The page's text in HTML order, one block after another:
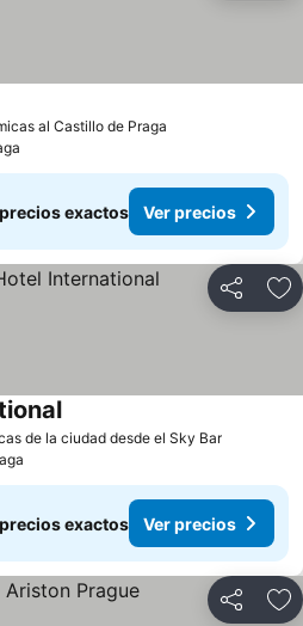
al Castillo de Praga
exactos Ver precios
Compartir
de la ciudad desde el Sky Bar
exactos Ver precios
Compartir